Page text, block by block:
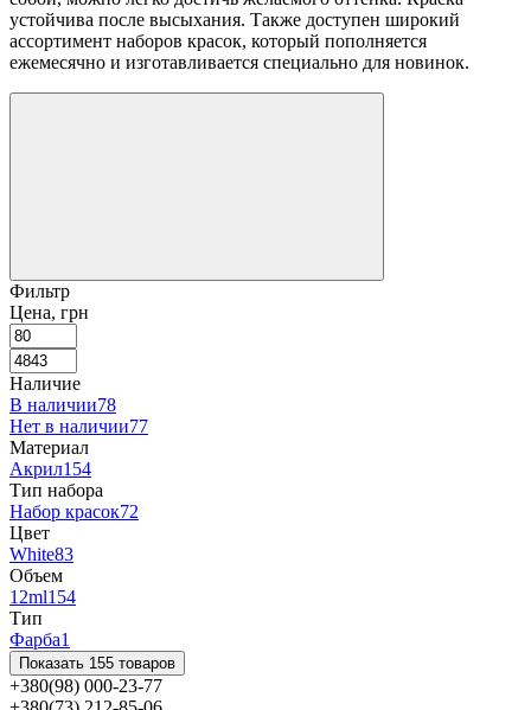
устойчива после высыхания. Также доступен широкий
ассортимент наборов красок, который пополняется
ежемесячно и изготавливается специально для новинок.
Фильтр
Цена, грн
Наличие
В наличии78
Нет в наличии77
Материал
Акрил154
Тип набора
Набор красок72
Цвет
White83
Объем
12ml154
Тип
Фарба1
Показать 155 товаров
+380(98) 000-23-77